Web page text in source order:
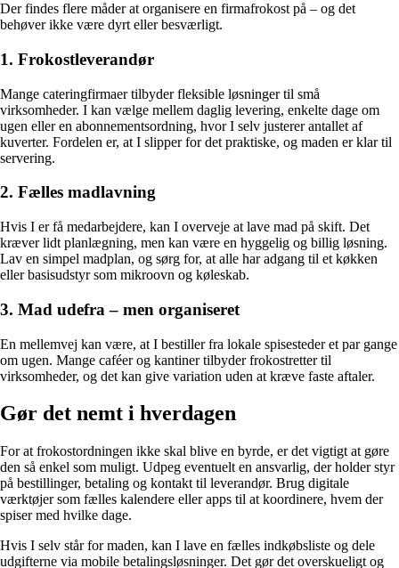
Der findes flere måder at organisere en firmafrokost på – og det
behøver ikke være dyrt eller besværligt.
1. Frokostleverandør
Mange cateringfirmaer tilbyder fleksible løsninger til små
virksomheder. I kan vælge mellem daglig levering, enkelte dage om
ugen eller en abonnementsordning, hvor I selv justerer antallet af
kuverter. Fordelen er, at I slipper for det praktiske, og maden er klar til
servering.
2. Fælles madlavning
Hvis I er få medarbejdere, kan I overveje at lave mad på skift. Det
kræver lidt planlægning, men kan være en hyggelig og billig løsning.
Lav en simpel madplan, og sørg for, at alle har adgang til et køkken
eller basisudstyr som mikroovn og køleskab.
3. Mad udefra – men organiseret
En mellemvej kan være, at I bestiller fra lokale spisesteder et par gange
om ugen. Mange caféer og kantiner tilbyder frokostretter til
virksomheder, og det kan give variation uden at kræve faste aftaler.
Gør det nemt i hverdagen
For at frokostordningen ikke skal blive en byrde, er det vigtigt at gøre
den så enkel som muligt. Udpeg eventuelt en ansvarlig, der holder styr
på bestillinger, betaling og kontakt til leverandør. Brug digitale
værktøjer som fælles kalendere eller apps til at koordinere, hvem der
spiser med hvilke dage.
Hvis I selv står for maden, kan I lave en fælles indkøbsliste og dele
udgifterne via mobile betalingsløsninger. Det gør det overskueligt og